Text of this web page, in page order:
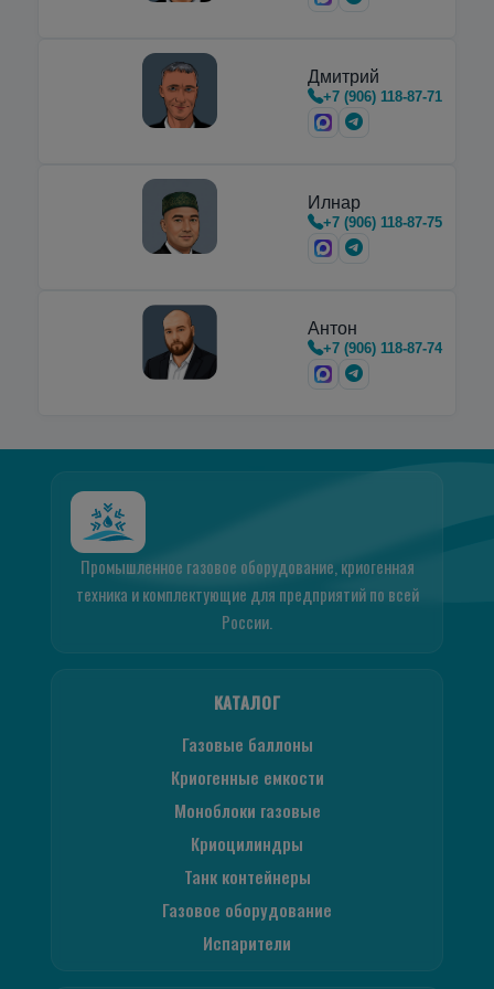
Дмитрий
+7 (906) 118-87-71
Илнар
+7 (906) 118-87-75
Антон
+7 (906) 118-87-74
Промышленное газовое оборудование, криогенная
техника и комплектующие для предприятий по всей
России.
КАТАЛОГ
Газовые баллоны
Криогенные емкости
Моноблоки газовые
Криоцилиндры
Танк контейнеры
Газовое оборудование
Испарители